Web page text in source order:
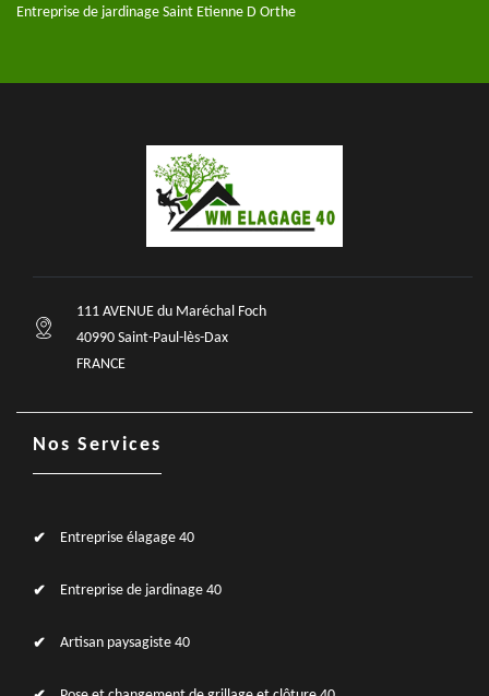
Entreprise de jardinage Saint Etienne D Orthe
111 AVENUE du Maréchal Foch
40990 Saint-Paul-lès-Dax
FRANCE
Nos Services
Entreprise élagage 40
Entreprise de jardinage 40
Artisan paysagiste 40